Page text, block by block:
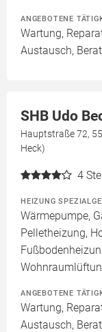
ANGEBOTENE
Wartung,
Austausch,
SHB Udo
Hauptstraße 72,
Heck)
4
HEIZUNG
Wärmepumpe,
Pelletheizung,
ANGEBOTENE
Wartung,
Austausch,